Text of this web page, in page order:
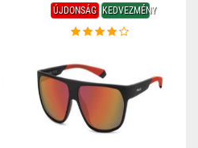
ÚJDONSÁG KEDVEZMÉNY